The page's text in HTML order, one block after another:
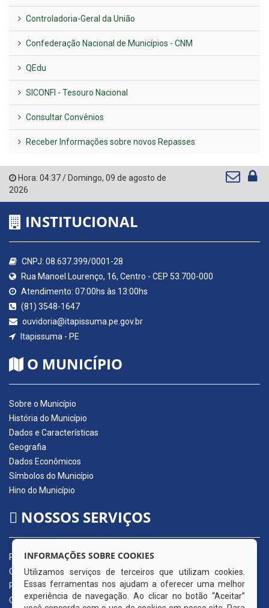
Controladoria-Geral da União
Confederação Nacional de Municípios - CNM
QEdu
SICONFI - Tesouro Nacional
Consultar Convênios
Receber Informações sobre novos Repasses
Hora: 04:37/ Domingo, 09 de agosto de
2026
INSTITUCIONAL
CNPJ: 08.637.399/0001-28
Rua Manoel Lourenço, 16, Centro - CEP 53.700-000
Atendimento: 07:00hs às 13:00hs
(81) 3548-1647
ouvidoria@itapissuma.pe.gov.br
Itapissuma - PE
O MUNICÍPIO
Sobre o Município
História do Município
Dados e Características
Geografia
Dados Econômicos
Símbolos do Município
Hino do Município
NOSSOS SERVIÇOS
Portal da Transparência
Carta de Serviços ao Usuário
Pedido de Acesso à Informação (e-SIC)
Ouvidoria Municipal
INFORMAÇÕES SOBRE COOKIES
Utilizamos serviços de terceiros que utilizam cookies.
Essas ferramentas nos ajudam a oferecer uma melhor
experiência de navegação. Ao clicar no botão “Aceitar”